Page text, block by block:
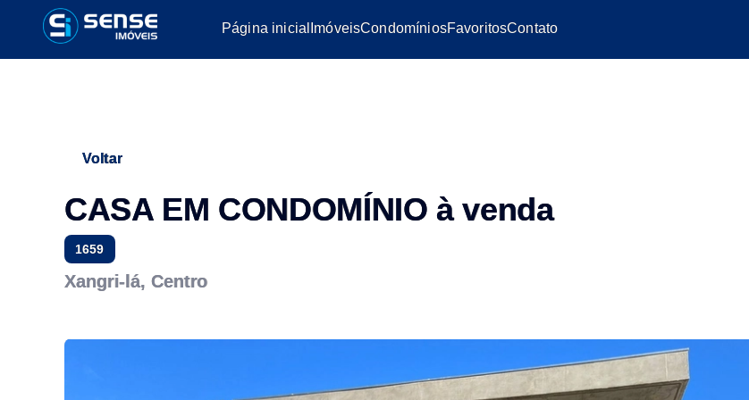
Página inicial ImóveisCondomíniosFavoritosContato
Voltar
CASA EM CONDOMÍNIO à venda
1659
Xangri-lá, Centro